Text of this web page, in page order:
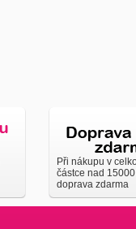
Při nákupu v
částce nad
doprava zdarma